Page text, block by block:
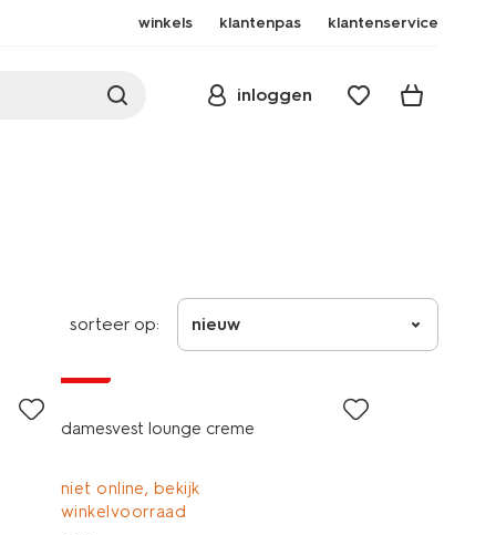
winkels klantenpas klantenservice
inloggen
sorteer op: nieuw
damesvest lounge creme
niet online, bekijk
winkelvoorraad